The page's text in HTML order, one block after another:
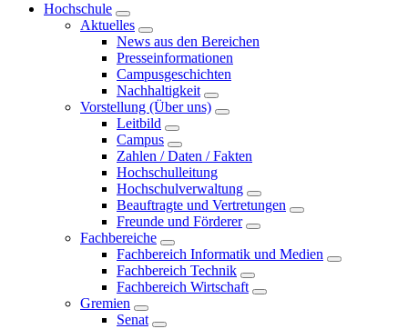
Hochschule
Aktuelles
News aus den Bereichen
Presseinformationen
Campusgeschichten
Nachhaltigkeit
Vorstellung (Über uns)
Leitbild
Campus
Zahlen / Daten / Fakten
Hochschulleitung
Hochschulverwaltung
Beauftragte und Vertretungen
Freunde und Förderer
Fachbereiche
Fachbereich Informatik und Medien
Fachbereich Technik
Fachbereich Wirtschaft
Gremien
Senat